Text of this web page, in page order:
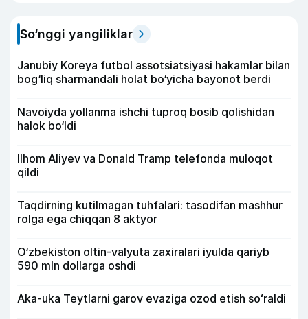
So‘nggi yangiliklar
Janubiy Koreya futbol assotsiatsiyasi hakamlar bilan
bog‘liq sharmandali holat bo‘yicha bayonot berdi
Navoiyda yollanma ishchi tuproq bosib qolishidan
halok bo‘ldi
Ilhom Aliyev va Donald Tramp telefonda muloqot
qildi
Taqdirning kutilmagan tuhfalari: tasodifan mashhur
rolga ega chiqqan 8 aktyor
O‘zbekiston oltin-valyuta zaxiralari iyulda qariyb
590 mln dollarga oshdi
Aka-uka Teytlarni garov evaziga ozod etish soʻraldi